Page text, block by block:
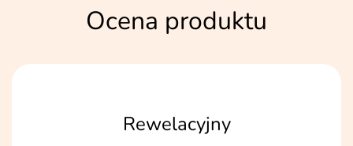
Ocena produktu
Rewelacyjny